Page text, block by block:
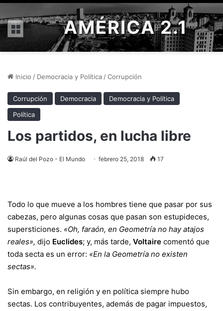
Menú AMÉRICA 2.1
Inicio / Democracia y Política /Corrupción
Corrupción Democracia
Democracia y Política
Política
Los partidos, en lucha libre
Raúl del Pozo - El Mundo febrero 25, 2018 17
Todo lo que mueve a los hombres tiene que pasar por sus
cabezas, pero algunas cosas que pasan son estupideces,
supersticiones. «Oh, faraón, en Geometría no hay atajos
reales», dijo Euclides; y, más tarde, Voltaire comentó que
toda secta es un error: «En la Geometría no existen
sectas».
Sin embargo, en religión y en política siempre hubo
sectas. Los contribuyentes, además de pagar impuestos,